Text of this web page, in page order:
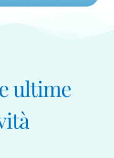
ultime